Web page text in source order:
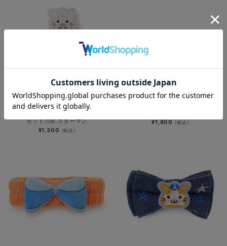
セット/DB.スターマン
¥1,300 (税込)
¥1,800 (税込)